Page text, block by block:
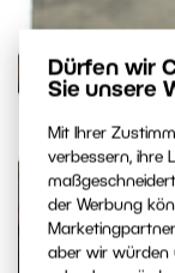
Dürfen wir
Sie unsere
Mit Ihrer
verbessern, ihre
der Werbung
aber wir würden